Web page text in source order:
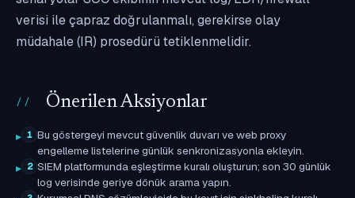
verisi ile çapraz doğrulanmalı, gerekirse olay
müdahale (IR) prosedürü tetiklenmelidir.
Önerilen Aksiyonlar
1 Bu göstergeyi mevcut güvenlik duvarı ve web proxy
engelleme listelerine günlük senkronizasyonla ekleyin.
2 SIEM platformunda eşleştirme kuralı oluşturun; son 30 günlük
log verisinde geriye dönük arama yapın.